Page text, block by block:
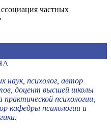
частных
наук, психолог, автор
доцент высшей школы
психологии,
кафедры психологии и